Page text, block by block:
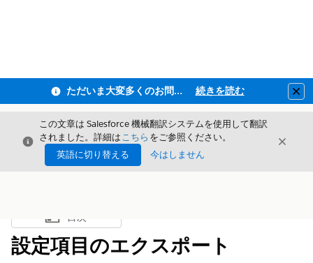
ただいま大変多くのお問い合わせをいただいており、ご連絡までにお時間を頂戴しております 続きを読む
閉じる
この文章は Salesforce 機械翻訳システムを使用して翻訳
されました。詳細はこちら をご参照ください。
英語に切り替える
今はしません
閉じる
目次を表示
目次
設定項目のエクスポート